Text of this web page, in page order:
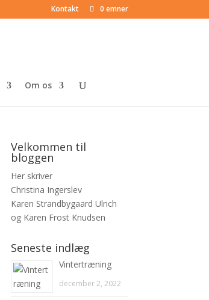
Kontakt 0 emner
Om os
Velkommen til
bloggen
Her skriver
Christina Ingerslev
Karen Strandbygaard Ulrich
og Karen Frost Knudsen
Seneste indlæg
Vintertræning
december 2, 2022